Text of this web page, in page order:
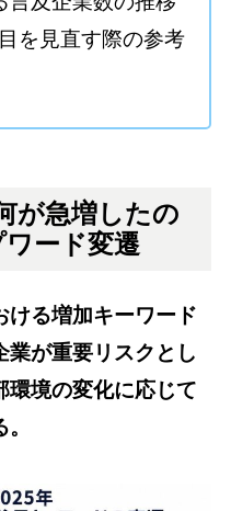
を見直す際の参考
が急増したの
ード変遷
ける増加キーワード
業が重要リスクとし
環境の変化に応じて